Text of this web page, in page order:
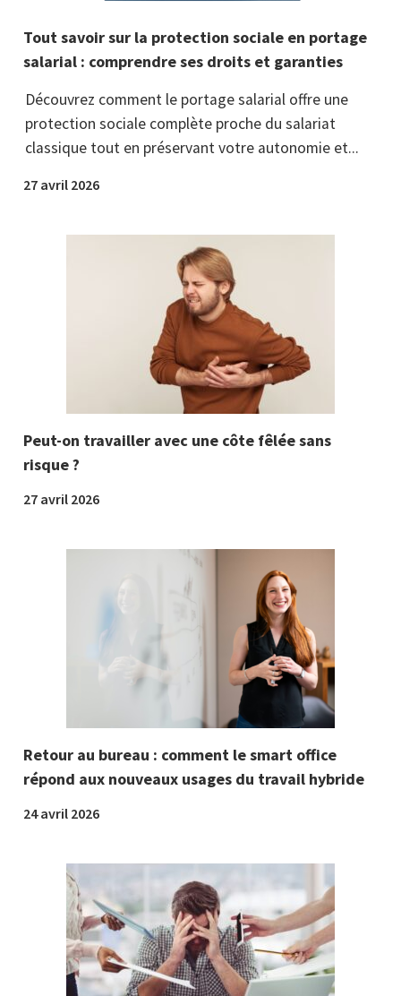
Tout savoir sur la protection sociale en portage
salarial : comprendre ses droits et garanties
Découvrez comment le portage salarial offre une
protection sociale complète proche du salariat
classique tout en préservant votre autonomie et...
27 avril 2026
Peut-on travailler avec une côte fêlée sans
risque ?
27 avril 2026
Retour au bureau : comment le smart office
répond aux nouveaux usages du travail hybride
24 avril 2026